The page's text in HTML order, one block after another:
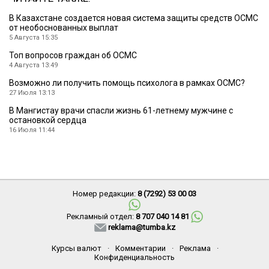
В Казахстане создается новая система защиты средств ОСМС
от необоснованных выплат
5 Августа 15:35
Топ вопросов граждан об ОСМС
4 Августа 13:49
Возможно ли получить помощь психолога в рамках ОСМС?
27 Июля 13:13
В Мангистау врачи спасли жизнь 61-летнему мужчине с
остановкой сердца
16 Июля 11:44
Номер редакции: 8 (7292) 53 00 03
Рекламный отдел: 8 707 040 14 81
reklama@tumba.kz
Курсы валют · Комментарии · Реклама
·
Конфиденциальность